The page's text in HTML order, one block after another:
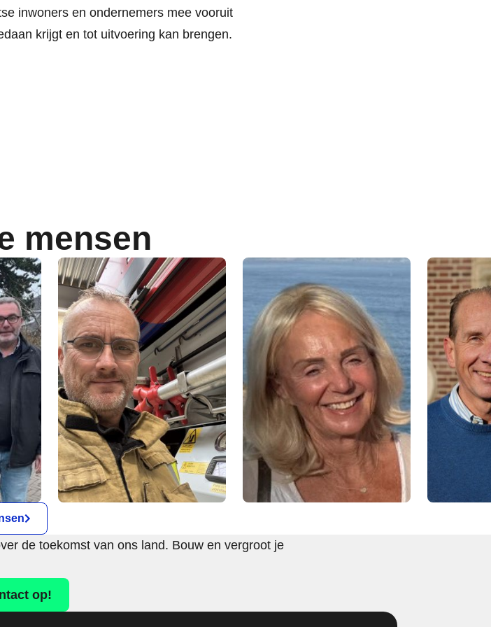
inwoners en ondernemers mee vooruit
krijgt en tot uitvoering kan brengen.
mensen
de toekomst van ons land. Bouw en vergroot je
op!